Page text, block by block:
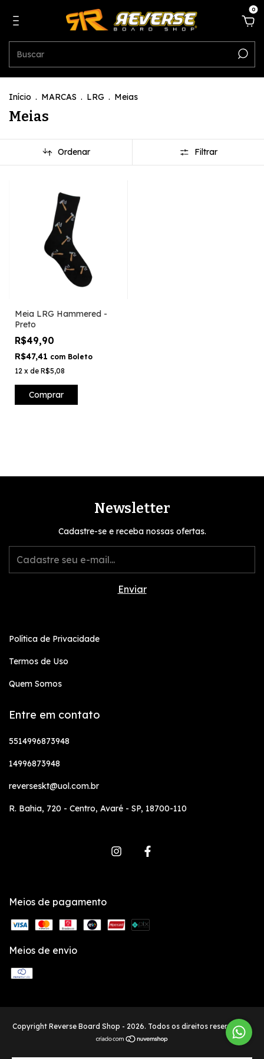
0
Início . MARCAS . LRG . Meias
Meias
Ordenar Filtrar
Meia LRG Hammered -
Preto
R$49,90
R$47,41 com Boleto
12 x de R$5,08
Comprar
Newsletter
Cadastre-se e receba nossas ofertas.
Política de Privacidade
Termos de Uso
Quem Somos
Entre em contato
5514996873948
14996873948
reverseskt@uol.com.br
R. Bahia, 720 - Centro, Avaré - SP, 18700-110
Meios de pagamento
Meios de envio
Copyright Reverse Board Shop - 2026. Todos os direitos reservados.